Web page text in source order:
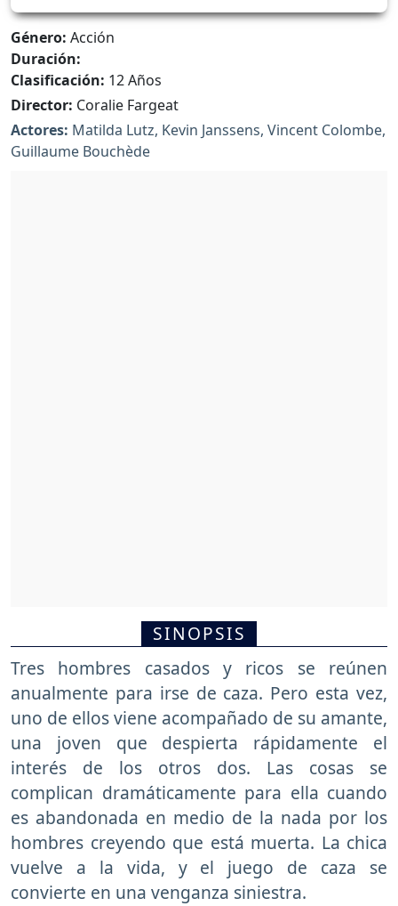
Género: Acción
Duración:
Clasificación: 12 Años
Director: Coralie Fargeat
Actores: Matilda Lutz, Kevin Janssens, Vincent Colombe,
Guillaume Bouchède
SINOPSIS
Tres hombres casados y ricos se reúnen
anualmente para irse de caza. Pero esta vez,
uno de ellos viene acompañado de su amante,
una joven que despierta rápidamente el
interés de los otros dos. Las cosas se
complican dramáticamente para ella cuando
es abandonada en medio de la nada por los
hombres creyendo que está muerta. La chica
vuelve a la vida, y el juego de caza se
convierte en una venganza siniestra.